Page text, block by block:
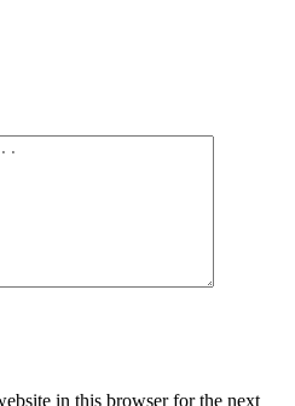
in this browser for the next